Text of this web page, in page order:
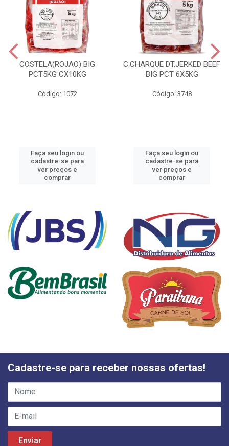
COSTELA(ROJAO) BIG
PCT5KG CX10KG
Código: 1072
Faça seu login ou
cadastre-se para
ver preços e
comprar
C.CHARQUE DT.JERKED BEEF
BIG PCT 6X5KG
Código: 3748
Faça seu login ou
cadastre-se para
ver preços e
comprar
Cadastre-se para receber nossas ofertas!